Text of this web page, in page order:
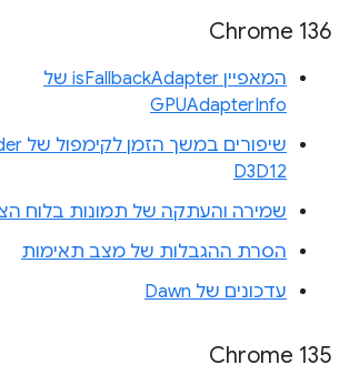
Chrome 136
המאפיין isFallbackAdapter של
GPUAdapterInfo
D3D12
שמירה והעתקה של תמונות בלוח
הסרת ההגבלות של מצב תאימות
עדכונים של Dawn
Chrome 135